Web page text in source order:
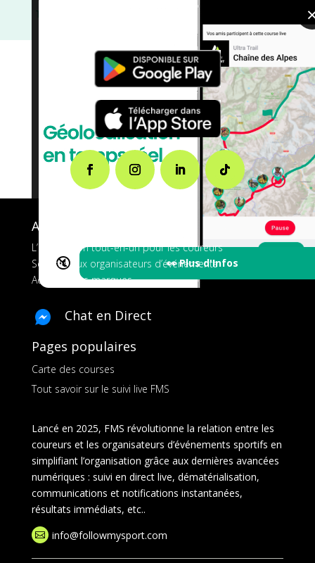
🔇 👀 Plus d'Infos
Trail
Côtes d'Armor/Bretagne
A propos de FMS
L’application tout-en-un pour les coureurs
Services aux organisateurs d’événements
Ads pour les marques
Chat en Direct
Pages populaires
Carte des courses
Tout savoir sur le suivi live FMS
Lancé en 2025, FMS révolutionne la relation entre les
coureurs et les organisateurs d’événements sportifs en
simplifiant l’organisation grâce aux dernières avancées
numériques : suivi en direct live, dématérialisation,
communications et notifications instantanées,
résultats immédiats, etc..
 info@followmysport.com